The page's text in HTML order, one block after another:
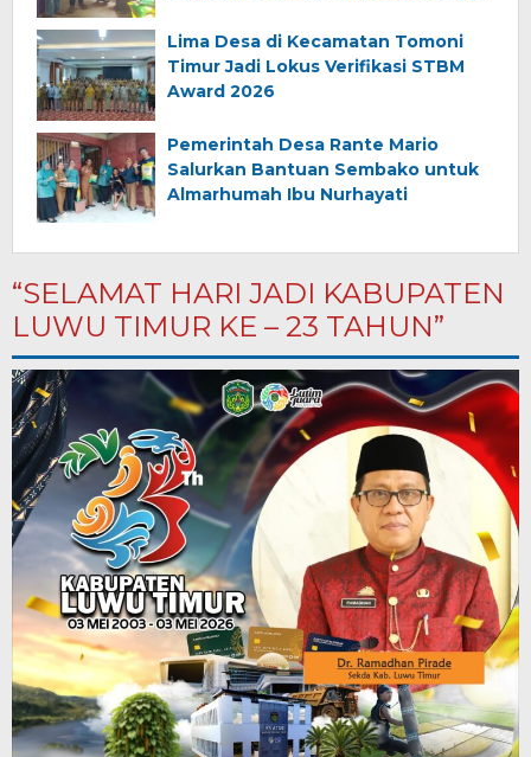
Lima Desa di Kecamatan Tomoni
Timur Jadi Lokus Verifikasi STBM
Award 2026
Pemerintah Desa Rante Mario
Salurkan Bantuan Sembako untuk
Almarhumah Ibu Nurhayati
“SELAMAT HARI JADI KABUPATEN
LUWU TIMUR KE – 23 TAHUN”